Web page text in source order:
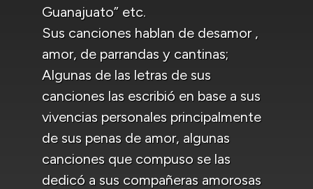
Guanajuato” etc.
Sus canciones hablan de desamor ,
amor, de parrandas y cantinas;
Algunas de las letras de sus
canciones las escribió en base a sus
vivencias personales principalmente
de sus penas de amor, algunas
canciones que compuso se las
dedicó a sus compañeras amorosas